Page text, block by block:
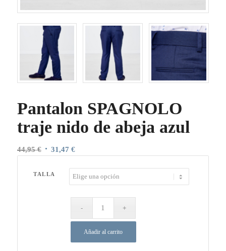
Pantalon SPAGNOLO
traje nido de abeja azul
44,95€ El
original
31,47 €El
actual
es:
31,47 €.
TALLA
Añadir al carrito